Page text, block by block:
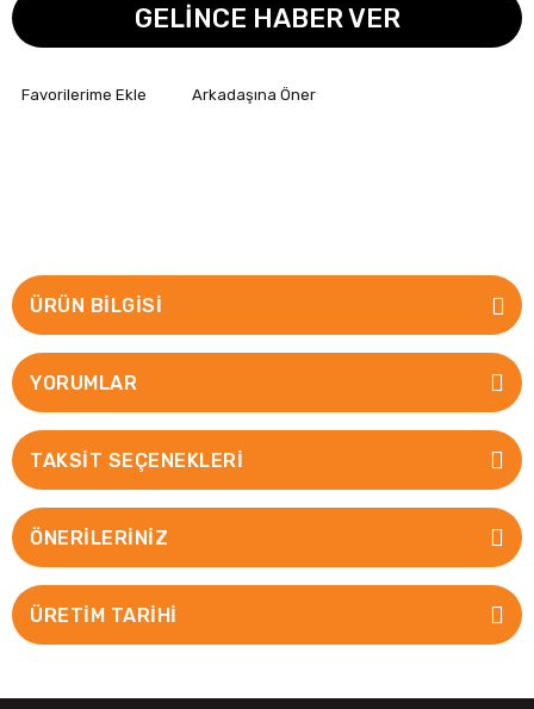
GELİNCE HABER VER
Arkadaşına Öner
ÜRÜN BILGISI
YORUMLAR
TAKSIT SEÇENEKLERI
ÖNERILERINIZ
ÜRETİM TARİHİ